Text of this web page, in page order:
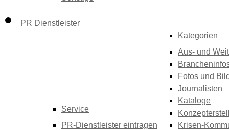
PR Dienstleister
Service
PR-Dienstleister eintragen
Kategorien
Aus- und
Fotos und
Journalisten
Kataloge
Krisen-